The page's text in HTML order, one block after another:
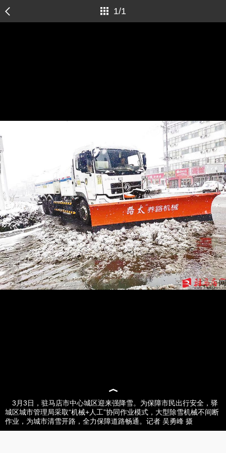
1/1
3月3日，驻马店市中心城区迎来强降雪。为保障市民出行安全，驿
城区城市管理局采取“机械+人工”协同作业模式，大型除雪机械不间断
作业，为城市清雪开路，全力保障道路畅通。记者 吴勇峰 摄